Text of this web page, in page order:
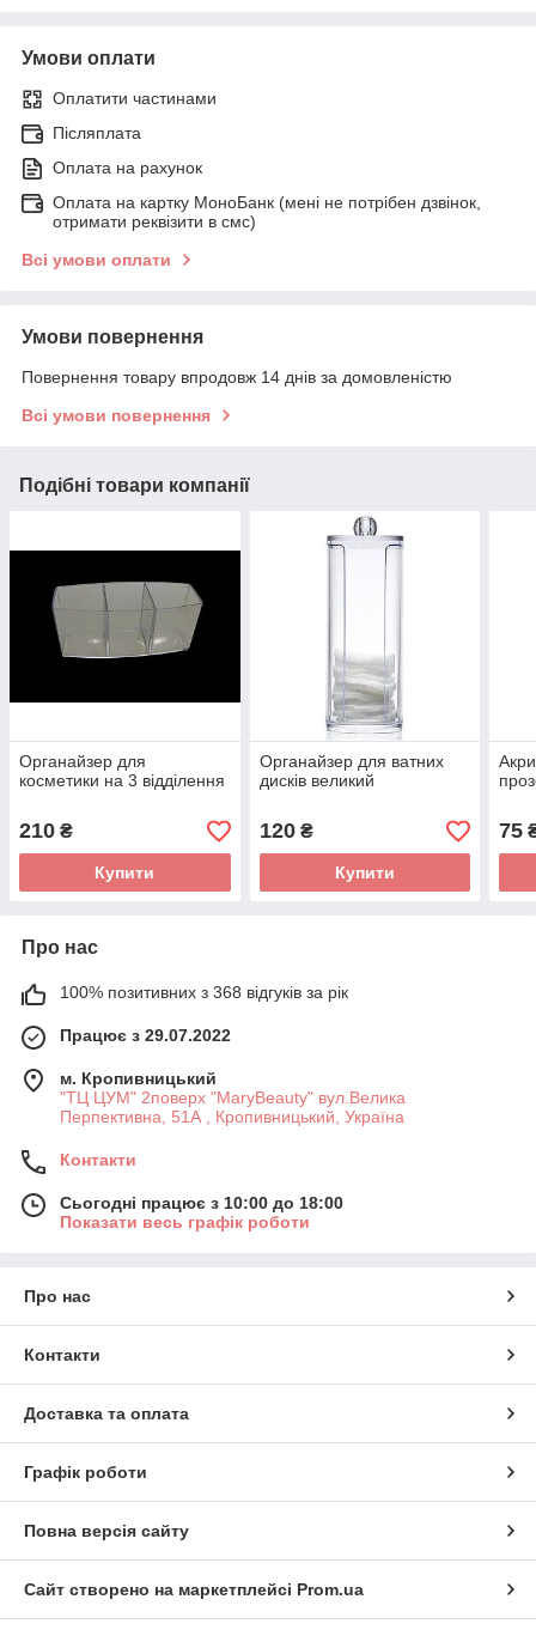
Умови оплати
Оплатити частинами
Післяплата
Оплата на рахунок
Оплата на картку МоноБанк (мені не потрібен дзвінок,
отримати реквізити в смс)
Всі умови оплати
Умови повернення
Повернення товару впродовж 14 днів за домовленістю
Всі умови повернення
Подібні товари компанії
Органайзер для
косметики на 3 відділення
210 ₴
Купити
Органайзер для ватних
дисків великий
120₴
Купити
75
Про нас
100% позитивних з 368 відгуків за рік
Працює з 29.07.2022
м. Кропивницький
"ТЦ ЦУМ" 2поверх "MaryBeauty" вул.Велика
Перпективна, 51А , Кропивницький, Україна
Контакти
Сьогодні працює з 10:00 до 18:00
Показати весь графік роботи
Про нас
Контакти
Доставка та оплата
Графік роботи
Повна версія сайту
Сайт створено на маркетплейсі Prom.ua